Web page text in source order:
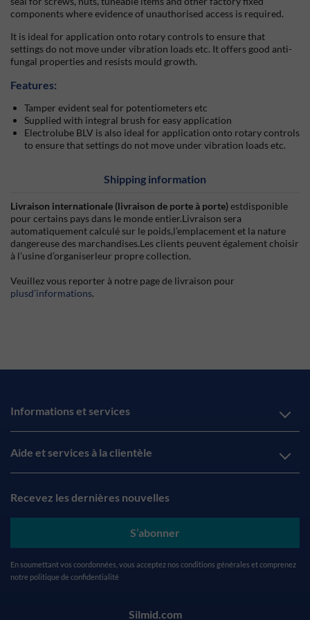
components where evidence of unauthorised access is required.
It is ideal for application onto rotary controls to ensure that
settings do not move under vibration loads etc. It offers good anti-
fungal properties and resists mould growth.
Features:
Tamper evident seal for potentiometers etc
Supplied with integral brush for easy application
Electrolube BLV is also ideal for application onto rotary controls
to ensure that settings do not move under vibration loads etc.
Shipping information
Livraison internationale (livraison de porte à porte)estdisponible
pour certains pays dans le monde entier.Livraison sera
automatiquement calculé sur le poids,l’emplacement et la nature
dangereuse des marchandises.Les clients peuvent également choisir
à l’usine d’organiserleur propre collection.
Veuillez vous reporter à notre page de livraison pour
plusd’informations.
Informations et services
Aide et services à la clientèle
Recevez les dernières nouvelles
S’abonner
En soumettant vos coordonnées, vous acceptez nos conditions générales et comprenez
notre politique de confidentialité
Silmid.com